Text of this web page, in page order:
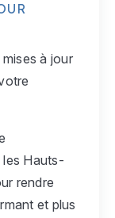
à jour
les Hauts-
rendre
et plus